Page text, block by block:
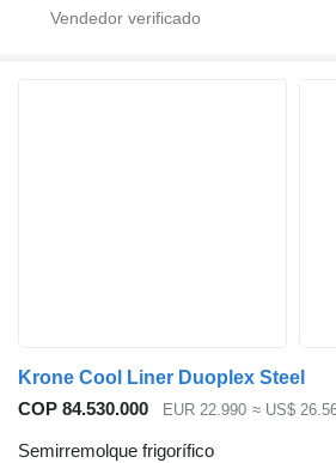
Krone Cool Liner Duoplex Steel
COP 84.530.000
EUR 22.990 ≈ US$
Semirremolque frigorífico